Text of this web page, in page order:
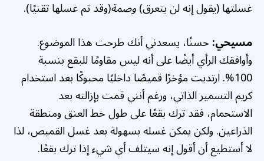
غسلتها (يقول إنه لن يتعرق)وصمة(وقد تم غسلها تقنيًا).
مسيحي:حسنًا، يسعدني أنك طرحت هذا الموضوع.
وأوافقك الرأي أيضًا على أنه ليس مقاومًا للبقع بنسبة
100%. ارتديت مؤخرًا قميصًا داخليًا محبوكًا بعد استخدام
كريم التسمير الذاتي، ورغم أنني قمت بإزالته بعد
الاستحمام، فقد ترك بقعًا على طول خط العنق ومنطقة
الذراعين. ولكن يمكن غسله بسهولة بعد غسل القميص، لذا
لا أستطيع أن أقول إنه سيتلف أي شيء إذا ترك بقعًا.